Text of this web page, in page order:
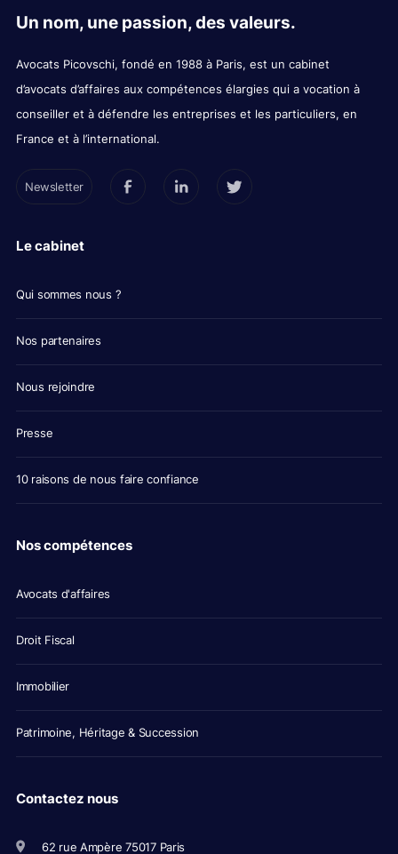
Un nom, une passion, des valeurs.
Avocats Picovschi, fondé en 1988 à Paris, est un cabinet
d’avocats d’affaires aux compétences élargies qui a vocation à
conseiller et à défendre les entreprises et les particuliers, en
France et à l’international.
Newsletter
Le cabinet
Qui sommes nous ?
Nos partenaires
Nous rejoindre
Presse
10 raisons de nous faire confiance
Nos compétences
Avocats d'affaires
Droit Fiscal
Immobilier
Patrimoine, Héritage & Succession
Contactez nous
62 rue Ampère 75017 Paris